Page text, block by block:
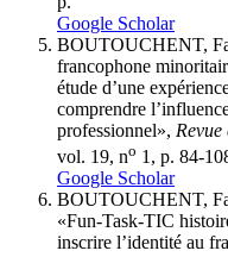
Google Scholar
BOUTOUCHENT,
francophone
étude d’une
comprendre
professionnel»,
vol. 19, no 1, p. 84-
Google Scholar
BOUTOUCHENT,
«Fun-Task-TIC
inscrire l’identité au